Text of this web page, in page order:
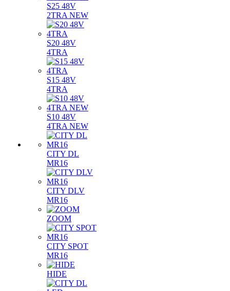
S25 48V
2TRA NEW
S20 48V
4TRA
S15 48V
4TRA
S10 48V
4TRA NEW
CITY DL
MR16
CITY DLV
MR16
ZOOM
CITY SPOT
MR16
HIDE